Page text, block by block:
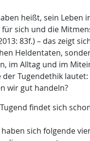
heißt, sein Leben
sich und die
83f.) – das zeigt
Heldentaten,
im Alltag und im
Tugendethik lautet:
wir gut handeln?
findet sich
sich folgende